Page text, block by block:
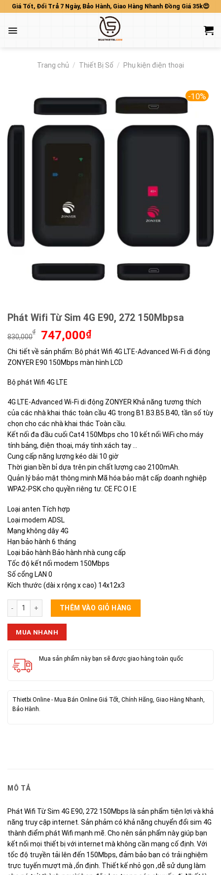
Skip
content
Giá Tốt, Đổi Trả 7 Ngày, Bảo Hành, Giao Hàng Nhanh Đồng Giá 35k😍
Trang chủ / Thiết Bị Số / Phụ kiện điện thoại
-10%
Phát Wifi Từ Sim 4G E90, 272 150Mbpsa
830,000
₫
Giá
là:
830,000₫.
747,000₫Giá
tại
là:
Chi tiết về sản phẩm: Bộ phát Wifi 4G LTE-Advanced Wi-Fi di động
ZONYER E90 150Mbps màn hình LCD
Bộ phát Wifi 4G LTE
4G LTE-Advanced Wi-Fi di động ZONYER Khả năng tương thích
của các nhà khai thác toàn cầu 4G trong B1.B3.B5.B40, tần số tùy
chọn cho các nhà khai thác Toàn cầu.
Kết nối đa đầu cuối Cat4 150Mbps cho 10 kết nối WiFi cho máy
tính bảng, điện thoại, máy tính xách tay …
Cung cấp năng lượng kéo dài 10 giờ
Thời gian bền bỉ dựa trên pin chất lượng cao 2100mAh.
Quản lý bảo mật thông minh Mã hóa bảo mật cấp doanh nghiệp
WPA2-PSK cho quyền riêng tư. CE FC O I E
Loại anten Tích hợp
Loại modem ADSL
Mạng không dây 4G
Hạn bảo hành 6 tháng
Loại bảo hành Bảo hành nhà cung cấp
Tốc độ kết nối modem 150Mbps
Số cổng LAN 0
Kích thước (dài x rộng x cao) 14x12x3
Phát Wifi Từ Sim 4G E90, 272 150Mbpsa số lượng
THÊM VÀO GIỎ HÀNG
MUA NHANH
Mua sản phẩm này bạn sẽ được giao hàng toàn quốc
Thietbi.Online - Mua Bán Online Giá Tốt, Chính Hãng, Giao Hàng Nhanh,
Bảo Hành.
MÔ TẢ
Phát Wifi Từ Sim 4G E90, 272 150Mbps là sản phẩm tiện lợi và khả
năng truy cập internet. Sản phảm có khả năng chuyển đổi sim 4G
thành điểm phát Wifi mạnh mẽ. Cho nên sản phẩm này giúp bạn
kết nối mọi thiết bị với internet mà không cần mạng cố định. Với
tốc độ truyền tải lên đến 150Mbps, đảm bảo bạn có trải nghiệm
trực tuyến mượt mà ,ổn định. Thiết kế nhỏ gọn ,dễ sử dụng làm